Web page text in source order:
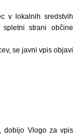
v lokalnih sredstvih
strani občine
se javni vpis objavi
dobijo Vlogo za vpis